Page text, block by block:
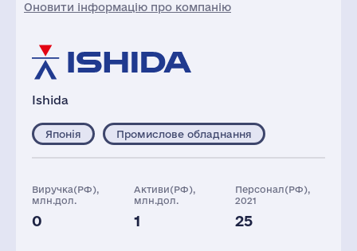
Оновити інформацію про компанію
Ishida
Японія Промислове обладнання
Виручка(РФ),
млн.дол.
0
Активи(РФ),
млн.дол.
1
Персонал(РФ),
2021
25